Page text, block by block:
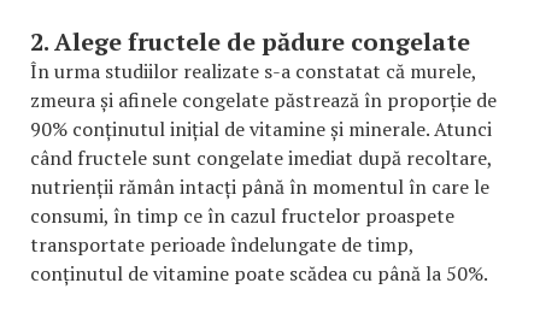
2. Alege fructele de pădure congelate
În urma studiilor realizate s-a constatat că murele,
zmeura și afinele congelate păstrează în proporție de
90% conținutul inițial de vitamine și minerale. Atunci
când fructele sunt congelate imediat după recoltare,
nutrienții rămân intacți până în momentul în care le
consumi, în timp ce în cazul fructelor proaspete
transportate perioade îndelungate de timp,
conținutul de vitamine poate scădea cu până la 50%.